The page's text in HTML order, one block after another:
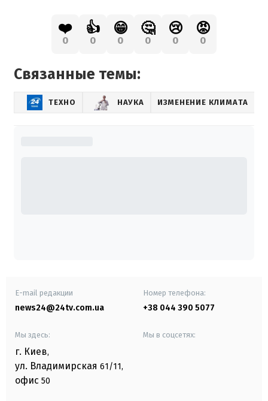
❤️
0
👍
0
😁
0
🤔
0
😢
0
😡
0
Связанные темы:
ТЕХНО НАУКА ИЗМЕНЕНИЕ КЛИМАТА
E-mail редакции
news24@24tv.com.ua
Номер телефона:
+38 044 390 5077
Мы здесь:
г. Киев,
ул. Владимирская 61/11,
офис 50
Мы в соцсетях: